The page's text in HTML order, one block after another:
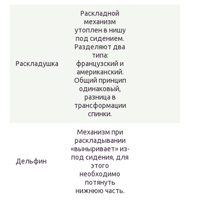
Раскладушка
Раскладной
механизм
утоплен в нишу
под сидением.
Разделяют два
типа:
французский и
американский.
Общий принцип
одинаковый,
разница в
трансформации
спинки.
Дельфин
Механизм при
раскладывании
«выныривает» из-
под сидения, для
этого
необходимо
потянуть
нижнюю часть.